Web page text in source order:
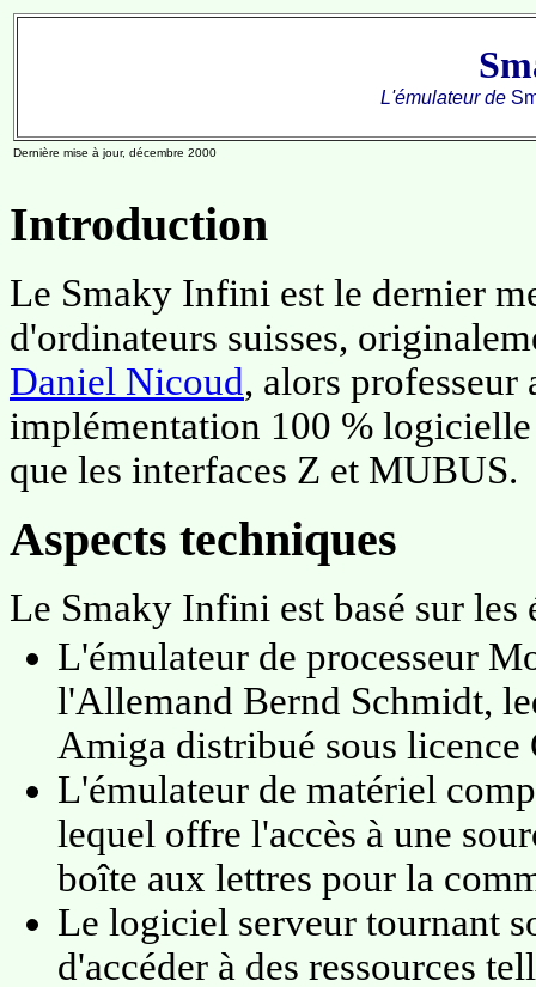
L'émulateur de
Dernière mise à jour, décembre 2000
Introduction
Le Smaky Infini est le dernier
d'ordinateurs suisses,
Daniel Nicoud, alors professeur
implémentation 100 %
que les interfaces Z et MUBUS.
Aspects techniques
Le Smaky Infini est basé sur les
L'émulateur de processeur
l'Allemand Bernd Schmidt,
Amiga distribué sous
L'émulateur de matériel
lequel offre l'accès à une
boîte aux lettres pour la
Le logiciel serveur tournant
d'accéder à des ressources